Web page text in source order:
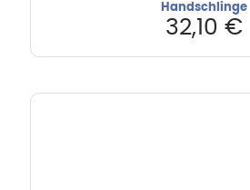
Handschlinge
32,10 €